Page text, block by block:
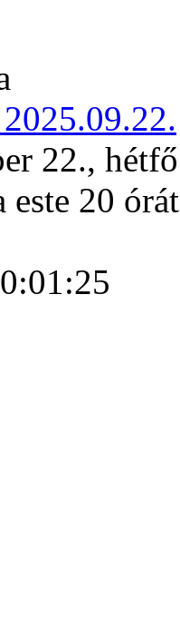
22.,
este 20